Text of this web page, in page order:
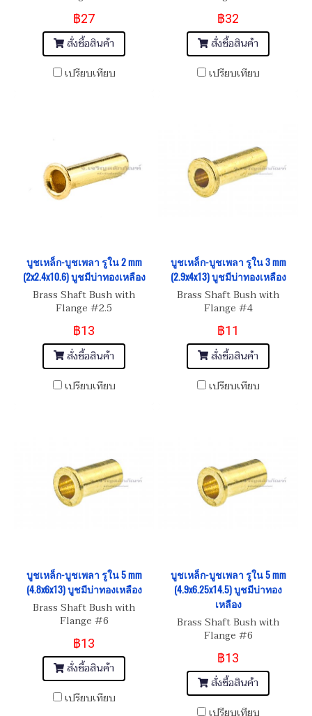
฿27
สั่งซื้อสินค้า
เปรียบเทียบ
฿32
สั่งซื้อสินค้า
เปรียบเทียบ
บูชเหล็ก-บูชเพลา รูใน 2 mm
(2x2.4x10.6) บูชมีบ่าทองเหลือง
Brass Shaft Bush with
Flange #2.5
฿13
สั่งซื้อสินค้า
เปรียบเทียบ
บูชเหล็ก-บูชเพลา รูใน 3 mm
(2.9x4x13) บูชมีบ่าทองเหลือง
Brass Shaft Bush with
Flange #4
฿11
สั่งซื้อสินค้า
เปรียบเทียบ
บูชเหล็ก-บูชเพลา รูใน 5 mm
(4.8x6x13) บูชมีบ่าทองเหลือง
Brass Shaft Bush with
Flange #6
฿13
สั่งซื้อสินค้า
เปรียบเทียบ
บูชเหล็ก-บูชเพลา รูใน 5 mm
(4.9x6.25x14.5) บูชมีบ่าทอง
เหลือง
Brass Shaft Bush with
Flange #6
฿13
สั่งซื้อสินค้า
เปรียบเทียบ